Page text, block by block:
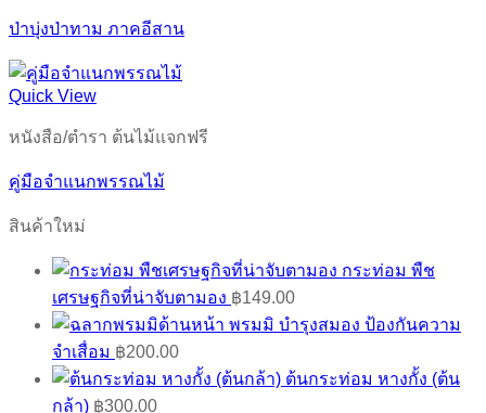
ป่าบุ่งป่าทาม ภาคอีสาน
Quick View
หนังสือ/ตำรา ต้นไม้แจกฟรี
คู่มือจำแนกพรรณไม้
สินค้าใหม่
กระท่อม พืช
เศรษฐกิจที่น่าจับตามอง ฿149.00
พรมมิ บำรุงสมอง ป้องกันความ
จำเสื่อม ฿200.00
ต้นกระท่อม หางกั้ง (ต้น
กล้า) ฿300.00